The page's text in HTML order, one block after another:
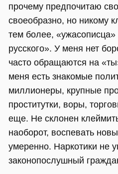
прочему предпочитаю
своеобразно, но никому
тем более,
русского». У меня нет
часто обращаются на
меня есть знакомые
миллионеры, крупные
проститутки, воры,
еще. Не склонен
наоборот, воспевать
умеренно. Наркотики не
законопослушный